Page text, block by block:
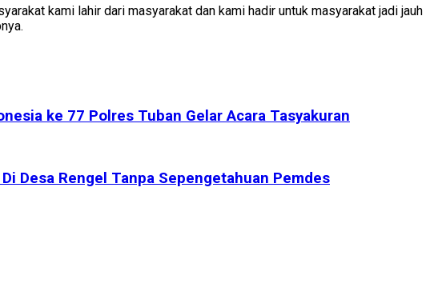
kami lahir dari masyarakat dan kami hadir untuk masyarakat jadi
ke 77 Polres Tuban Gelar Acara Tasyakuran
Desa Rengel Tanpa Sepengetahuan Pemdes